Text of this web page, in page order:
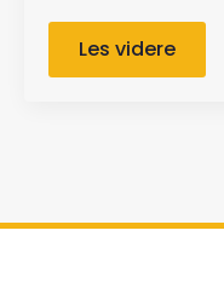
Les videre